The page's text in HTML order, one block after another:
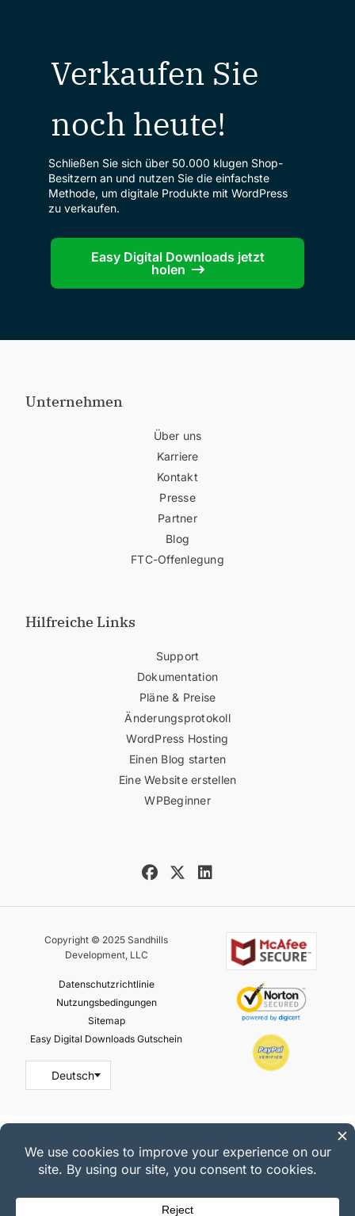
Verkaufen Sie
noch heute!
Schließen Sie sich über 50.000 klugen Shop-
Besitzern an und nutzen Sie die einfachste
Methode, um digitale Produkte mit WordPress
zu verkaufen.
Easy Digital Downloads jetzt
holen
Unternehmen
Über uns
Karriere
Kontakt
Presse
Partner
Blog
FTC-Offenlegung
Hilfreiche Links
Support
Dokumentation
Pläne & Preise
Änderungsprotokoll
WordPress Hosting
Einen Blog starten
Eine Website erstellen
WPBeginner
Copyright © 2025 Sandhills
Development, LLC
Datenschutzrichtlinie
Nutzungsbedingungen
Sitemap
Easy Digital Downloads Gutschein